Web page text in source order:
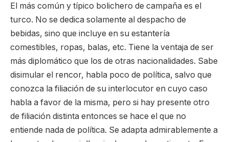
El más común y típico bolichero de campaña es el
turco. No se dedica solamente al despacho de
bebidas, sino que incluye en su estantería
comestibles, ropas, balas, etc. Tiene la ventaja de ser
más diplomático que los de otras nacionalidades. Sabe
disimular el rencor, habla poco de política, salvo que
conozca la filiación de su interlocutor en cuyo caso
habla a favor de la misma, pero si hay presente otro
de filiación distinta entonces se hace el que no
entiende nada de política. Se adapta admirablemente a